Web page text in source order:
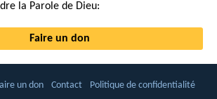
la Parole de Dieu:
Faire un don
un don Contact Politique de confidentialité